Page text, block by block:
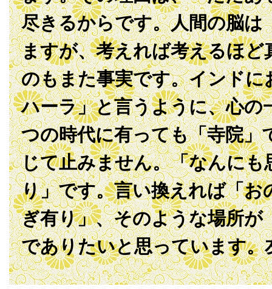
尽きるからです。人間の脳は
ますが、考えれば考えるほど
のもまた事実です。インドに
ハーラ」と言うように、心の
つの時代に有っても「寺院」
じて止みません。「なんにも
り」です。言い換えれば「お
ぎ有り」、そのような場所が
でありたいと思っています。